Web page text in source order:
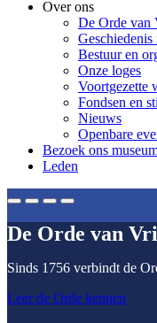
Over ons
De Orde van
Bestuur en
Onze loges
Voortgezette
Fondsen en
Nieuws
Openbare
Bezoek ons
Leden
De Orde van
Sinds 1756 verbindt de
Leer de Orde kennen